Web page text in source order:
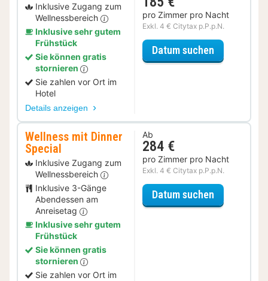
Inklusive Zugang zum
Wellnessbereich
Inklusive sehr gutem
Frühstück
Sie können gratis
stornieren
Sie zahlen vor Ort im
Hotel
Details anzeigen
pro Zimmer pro Nacht
Exkl. 4 € Citytax p.P.p.N.
Datum suchen
Wellness mit Dinner
Special
Inklusive Zugang zum
Wellnessbereich
Inklusive 3-Gänge
Abendessen am
Anreisetag
Inklusive sehr gutem
Frühstück
Sie können gratis
stornieren
Sie zahlen vor Ort im
Ab
284 €
pro Zimmer pro Nacht
Exkl. 4 € Citytax p.P.p.N.
Datum suchen